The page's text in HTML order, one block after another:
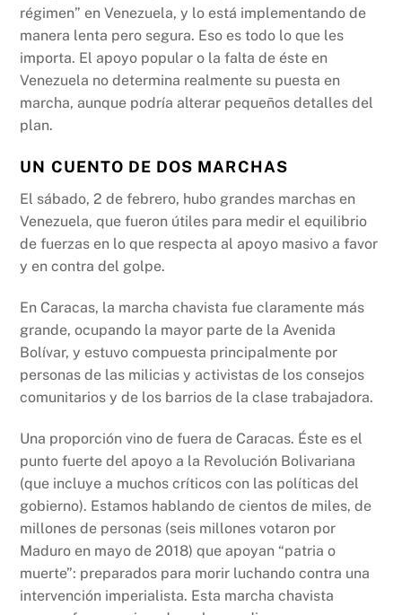
régimen” en Venezuela, y lo está implementando de
manera lenta pero segura. Eso es todo lo que les
importa. El apoyo popular o la falta de éste en
Venezuela no determina realmente su puesta en
marcha, aunque podría alterar pequeños detalles del
plan.
UN CUENTO DE DOS MARCHAS
El sábado, 2 de febrero, hubo grandes marchas en
Venezuela, que fueron útiles para medir el equilibrio
de fuerzas en lo que respecta al apoyo masivo a favor
y en contra del golpe.
En Caracas, la marcha chavista fue claramente más
grande, ocupando la mayor parte de la Avenida
Bolívar, y estuvo compuesta principalmente por
personas de las milicias y activistas de los consejos
comunitarios y de los barrios de la clase trabajadora.
Una proporción vino de fuera de Caracas. Éste es el
punto fuerte del apoyo a la Revolución Bolivariana
(que incluye a muchos críticos con las políticas del
gobierno). Estamos hablando de cientos de miles, de
millones de personas (seis millones votaron por
Maduro en mayo de 2018) que apoyan “patria o
muerte”: preparados para morir luchando contra una
intervención imperialista. Esta marcha chavista